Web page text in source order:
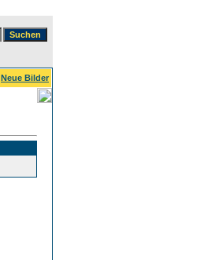
Neue Bilder